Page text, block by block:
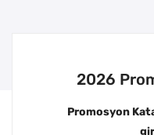
2026
Promosyon